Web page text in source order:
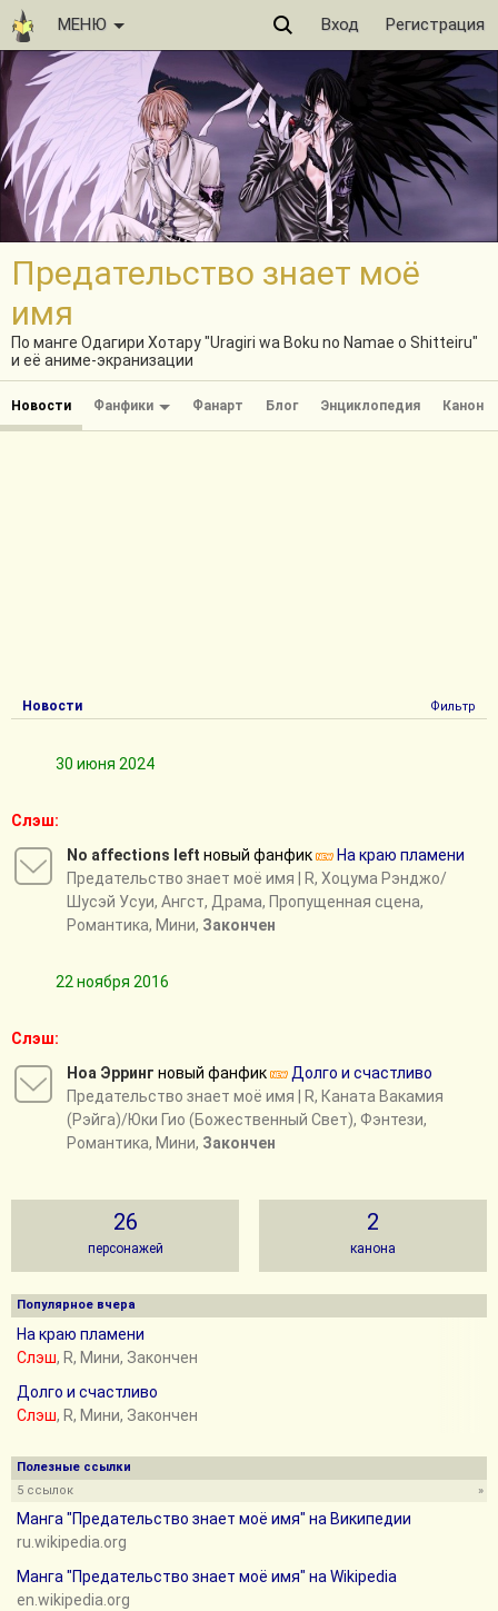
МЕНЮ Вход Регистрация
Предательство знает моё
имя
По манге Одагири Хотару "Uragiri wa Boku no Namae o Shitteiru"
и её аниме-экранизации
Новости Фанфики Фанарт Блог Энциклопедия Канон
Новости Фильтр
30 июня 2024
Слэш:
No affections left новый фанфик
На краю пламени
Предательство знает моё имя | R, Хоцума Рэнджо/
Шусэй Усуи, Ангст, Драма, Пропущенная сцена,
Романтика, Мини, Закончен
22 ноября 2016
Слэш:
Ноа Эрринг новый фанфик
Долго и счастливо
Предательство знает моё имя | R, Каната Вакамия
(Рэйга)/Юки Гио (Божественный Свет), Фэнтези,
Романтика, Мини, Закончен
26
персонажей
2
канона
Популярное вчера
На краю пламени
Слэш, R, Мини, Закончен
Долго и счастливо
Слэш, R, Мини, Закончен
Полезные ссылки
5 ссылок
»
Манга "Предательство знает моё имя" на Википедии
ru.wikipedia.org
Манга "Предательство знает моё имя" на Wikipedia
en.wikipedia.org